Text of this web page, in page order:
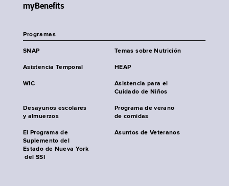
myBenefits
Programas
SNAP Temas sobre Nutrición
Asistencia Temporal HEAP
WIC
Asistencia para el
Cuidado de Niños
Desayunos escolares
y almuerzos
Programa de verano
de comidas
El Programa de
Suplemento del
Estado de Nueva York
del SSI
Asuntos de Veteranos